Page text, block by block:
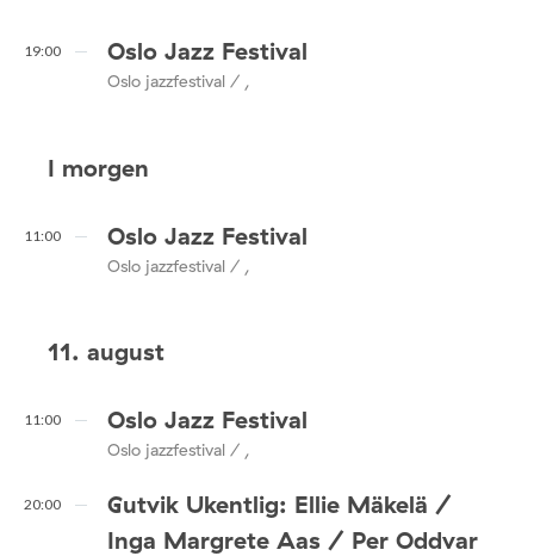
19:00 Oslo Jazz Festival
Oslo jazzfestival / ,
I morgen
11:00 Oslo Jazz Festival
Oslo jazzfestival / ,
11. august
11:00 Oslo Jazz Festival
Oslo jazzfestival / ,
20:00
Gutvik Ukentlig: Ellie Mäkelä /
Inga Margrete Aas / Per Oddvar